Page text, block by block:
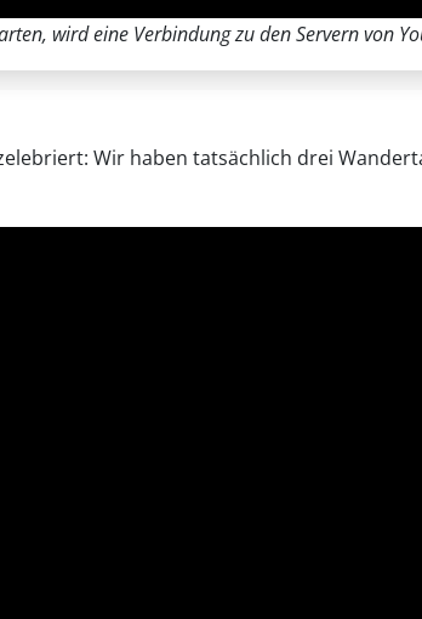
wird eine Verbindung zu den Servern von
Wir haben tatsächlich drei